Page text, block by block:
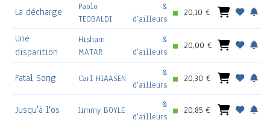
La décharge
Paolo
TEOBALDI
&
d'ailleurs
20,10 €
Une
disparition
Hisham
MATAR
&
d'ailleurs
20,00 €
Fatal Song Carl HIAASEN
&
d'ailleurs
20,30 €
Jusqu'à l'os Jimmy BOYLE
&
d'ailleurs
20,85 €